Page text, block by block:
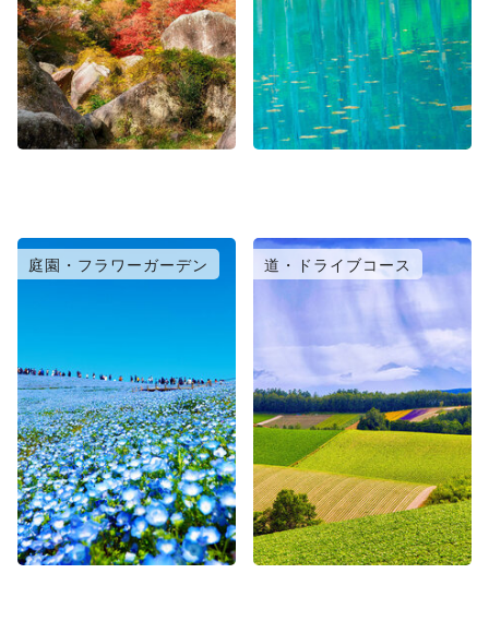
庭園・フラワーガーデン 道・ドライブコース